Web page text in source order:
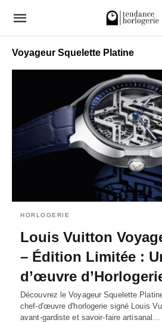
Voyageur Squelette Platine
HORLOGERIE
Louis Vuitton
– Édition Limitée :
d’œuvre
Découvrez le Voyageur Squelette
chef-d'œuvre d'horlogerie signé Louis
avant-gardiste et savoir-faire artisanal…